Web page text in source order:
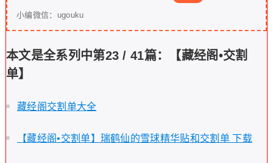
小编微信：ugouku
本文是全系列中第23 / 41篇：【藏经阁•交割
单】
藏经阁交割单大全
【藏经阁•交割单】瑞鹤仙的雪球精华贴和交割单 下载